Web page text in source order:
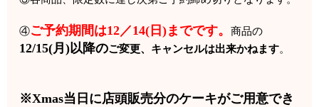
④ご予約期間は12／14(日)までです。商品の
12/15(月)以降のご変更、キャンセルは出来かねます。
※Xmas当日に店頭販売分のケーキがご用意でき